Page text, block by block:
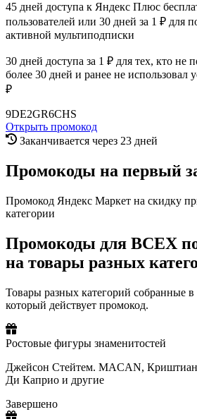
45 дней доступа к Яндекс Плюс
пользователей или 30 дней за 1 ₽ для
активной мультиподписки
30 дней доступа за 1 ₽ для тех, кто не
более 30 дней и ранее не использовал
₽
9DE2GR6CHS
Открыть промокод
Заканчивается через 23 дней
Промокоды на первый
Промокод Яндекс Маркет на скидку
категории
Промокоды для ВСЕХ
на товары разных
Товары разных категорий собранные в
который действует промокод.
Ростовые фигуры знаменитостей
Джейсон Стейтем. MACAN,
Ди Каприо и другие
Завершено